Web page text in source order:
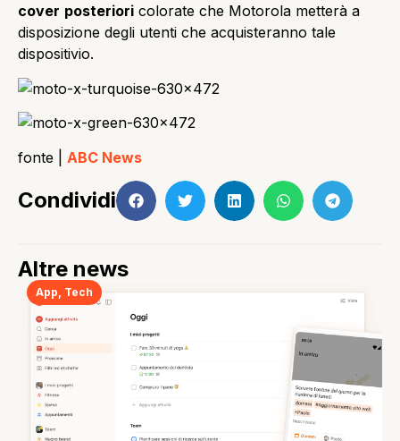
cover posteriori colorate che Motorola metterà a
disposizione degli utenti che acquisteranno tale
dispositivio.
fonte | ABC News
Condividi
Altre news
App Tech